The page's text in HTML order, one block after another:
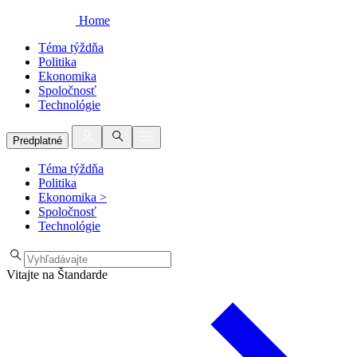
Home
Téma týždňa
Politika
Ekonomika
Spoločnosť
Technológie
Predplatné
Téma týždňa
Politika
Ekonomika >
Spoločnosť
Technológie
Vitajte na Štandarde